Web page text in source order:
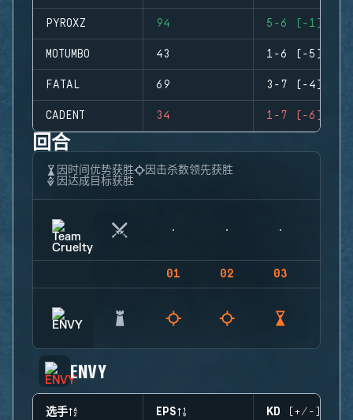
PYROXZ 94 5-6 (-1)
MOTUMBO 43 1-6 (-5)
FATAL 69 3-7 (-4)
CADENT 34 1-7 (-6)
回合
因时间优势获胜
因击杀数领先获胜
因达成目标获胜
01 02 03
ENVY
选手 EPS KD (+/-)